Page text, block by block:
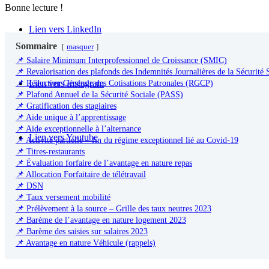
Lien vers LinkedIn
Lien vers Instagram
Lien vers Youtube
Bonne lecture !
Sommaire masquer
📌 Salaire Minimum Interprofessionnel de Croissance (SMIC)
📌 Revalorisation des plafonds des Indemnités Journalières de la Sécurité
📌 Réduction Générale des Cotisations Patronales (RGCP)
📌 Plafond Annuel de la Sécurité Sociale (PASS)
📌 Gratification des stagiaires
📌 Aide unique à l’apprentissage
📌 Aide exceptionnelle à l’alternance
📌 Activité partielle – fin du régime exceptionnel lié au Covid-19
📌 Titres-restaurants
📌 Évaluation forfaire de l’avantage en nature repas
📌 Allocation Forfaitaire de télétravail
📌 DSN
📌 Taux versement mobilité
📌 Prélèvement à la source – Grille des taux neutres 2023
📌 Barème de l’avantage en nature logement 2023
📌 Barème des saisies sur salaires 2023
📌 Avantage en nature Véhicule (rappels)